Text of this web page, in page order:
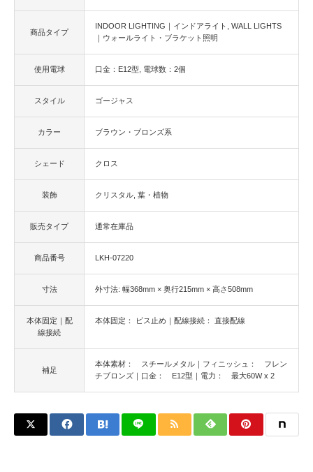
商品タイプ
INDOOR LIGHTING｜インドアライト
WALL LIGHTS
｜ウォールライト・ブラケット照明
使用電球 口金：E12型 電球数：2個
スタイル ゴージャス
カラー ブラウン・ブロンズ系
シェード クロス
装飾 クリスタル 葉・植物
販売タイプ 通常在庫品
商品番号 LKH-07220
寸法 外寸法: 幅368mm × 奥行215mm × 高さ508mm
本体固定｜配
線接続
本体固定： ビス止め｜配線接続： 直接配線
補足
本体素材： スチールメタル｜フィニッシュ： フレン
チブロンズ｜口金： E12型｜電力： 最大60W x 2